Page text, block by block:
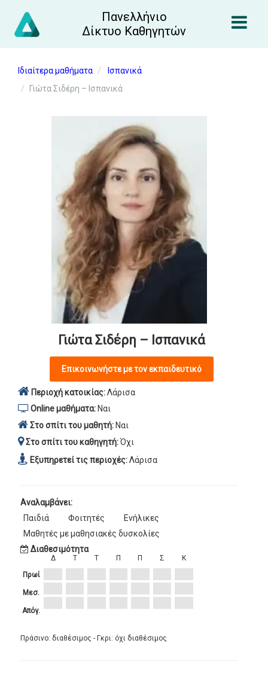
Πανελλήνιο
Δίκτυο Καθηγητών
Ιδιαίτερα μαθήματα
Ισπανικά
Γιώτα Σιδέρη – Ισπανικά
Γιώτα Σιδέρη – Ισπανικά
Επικοινωνήστε με τον εκπαιδευτικό
Περιοχή κατοικίας:Λάρισα
Online μαθήματα: Ναι
Στο σπίτι του μαθητή: Ναι
Στο σπίτι του καθηγητή:Όχι
Εξυπηρετεί τις περιοχές:Λάρισα
Αναλαμβάνει:
Παιδιά
Φοιτητές
Ενήλικες
Μαθητές με μαθησιακές δυσκολίες
Διαθεσιμότητα
Πρωί
Μεσ.
Απόγ.
Δ Τ Τ Π Π Σ Κ
Πράσινο: διαθέσιμος - Γκρι: όχι διαθέσιμος